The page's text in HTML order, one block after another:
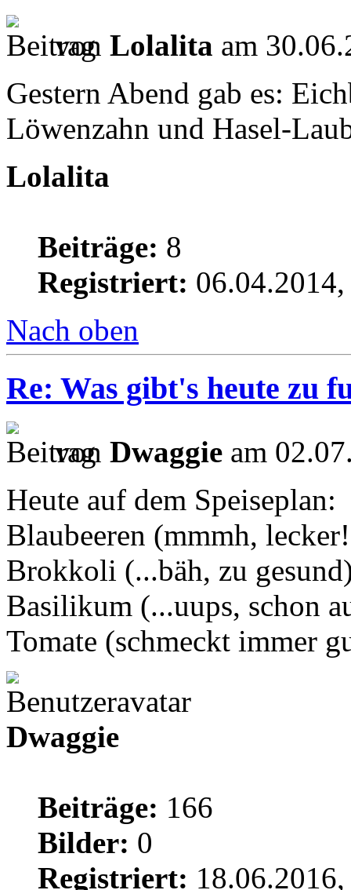
von Lolalita am
Gestern Abend gab es:
Löwenzahn und Hasel-
Lolalita
Beiträge: 8
Registriert:
Nach oben
Re: Was gibt's heute zu
von Dwaggie am
Heute auf dem Speiseplan:
Blaubeeren (mmmh,
Brokkoli (...bäh, zu
Basilikum (...uups, schon
Tomate (schmeckt immer
Dwaggie
Beiträge: 166
Bilder: 0
Registriert: